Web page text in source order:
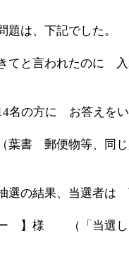
は、下記でした。
きてと言われたのに
名の方に お答えをい
（葉書 郵便物等、同
選の結果、当選者は
】様 （「当選し